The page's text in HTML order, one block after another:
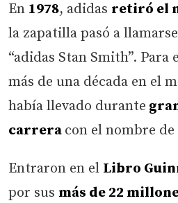
En 1978, adidas retiró el
la zapatilla pasó a
“adidas Stan Smith”. Para
más de una década en el
había llevado durante
carrera con el nombre
Entraron en el Libro
por sus más de 22